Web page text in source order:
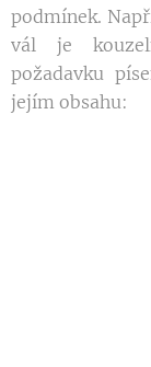
podmínek.
vál je
požadavku
jejím obsahu: